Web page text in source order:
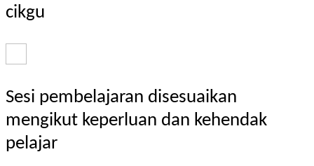
cikgu
Sesi pembelajaran disesuaikan
mengikut keperluan dan kehendak
pelajar